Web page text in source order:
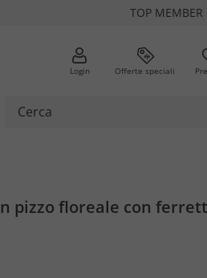
TOP MEMBER
Login Offerte speciali
pizzo floreale con